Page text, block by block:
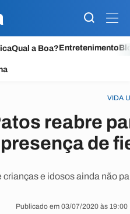
Qual a Boa?Entretenimento
VIDA
reabre
de
crianças e idosos ainda não
Publicado em 03/07/2020 às